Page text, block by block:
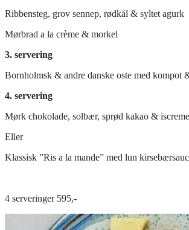
Ribbensteg, grov sennep, rødkål & syltet agurk
Mørbrad a la crème & morkel
3. servering
Bornholmsk & andre danske oste med kompot
4. servering
Mørk chokolade, solbær, sprød kakao & iscreme
Eller
Klassisk ”Ris a la mande” med lun
4 serveringer 595,-